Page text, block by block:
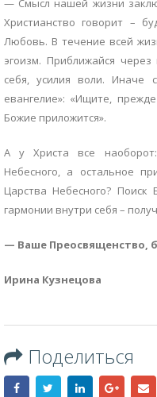
— Смысл нашей жизни
Христианство говорит –
Любовь. В течение всей
эгоизм. Приближайся
себя, усилия воли.
евангелие»: «Ищите,
Божие приложится».
А у Христа все
Небесного, а остальное
Царства Небесного? Поиск
гармонии внутри себя –
— Ваше Преосвященство,
Ирина Кузнецова
Поделиться